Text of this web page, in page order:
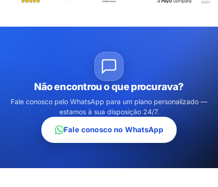
Não encontrou o que procurava?
Fale conosco pelo WhatsApp para um plano personalizado —
estamos à sua disposição 24/7.
Fale conosco no WhatsApp